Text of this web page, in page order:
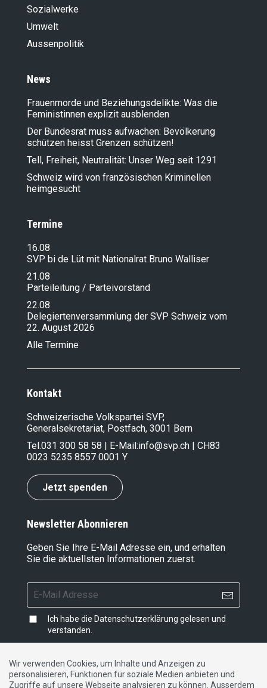
Sozialwerke
Umwelt
Aussenpolitik
News
Frauenmorde und Beziehungsdelikte: Was die
Feministinnen explizit ausblenden
Der Bundesrat muss aufwachen: Bevölkerung
schützen heisst Grenzen schützen!
Tell, Freiheit, Neutralität: Unser Weg seit 1291
Schweiz wird von französischen Kriminellen
heimgesucht
Termine
16.08
SVP bi de Lüt mit Nationalrat Bruno Walliser
21.08
Parteileitung / Parteivorstand
22.08
Delegiertenversammlung der SVP Schweiz vom
22. August 2026
Alle Termine
Kontakt
Schweizerische Volkspartei SVP,
Generalsekretariat, Postfach, 3001 Bern
Tel.031 300 58 58 | E-Mail:info@svp.ch | CH83
0023 5235 8557 0001 Y
Jetzt spenden
Newsletter Abonnieren
Geben Sie Ihre E-Mail Adresse ein, und erhalten
Sie die aktuellsten Informationen zuerst.
Ich habe die Datenschutzerklärung gelesen und
verstanden.
Impressum|Datenschutzerklärung|Kontakt
Wir verwenden Cookies, um Inhalte und Anzeigen zu
personalisieren, Funktionen für soziale Medien anbieten und
Zugriffe auf unsere Webseite analysieren zu können. Ausserdem